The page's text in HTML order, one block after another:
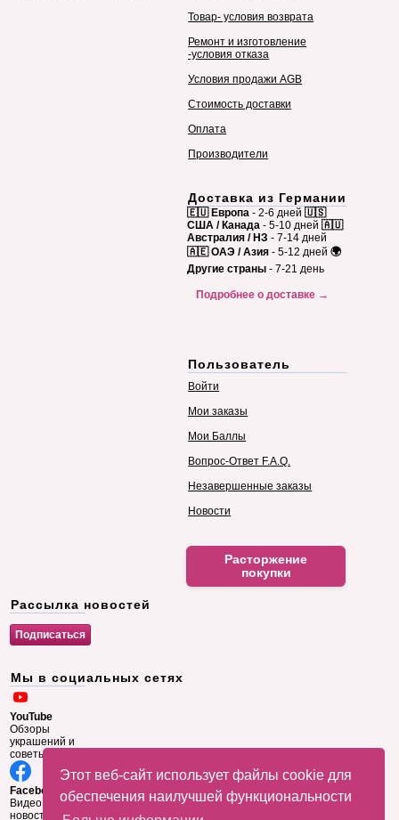
Этот веб-сайт использует файлы cookie для
обеспечения наилучшей функциональности
Товар- условия возврата
Ремонт и изготовление
-условия отказа
Условия продажи AGB
Стоимость доставки
Оплата
Производители
Доставка из Германии
🇪🇺 Европа - 2-6 дней 🇺🇸
США / Канада - 5-10 дней 🇦🇺
Австралия / НЗ - 7-14 дней
🇦🇪 ОАЭ / Азия - 5-12 дней 🌍
Другие страны - 7-21 день
Подробнее о доставке →
Пользователь
Войти
Мои заказы
Мои Баллы
Вопрос-Ответ F.A.Q.
Незавершенные заказы
Новости
Расторжение
покупки
Рассылка новостей
Мы в социальных сетях
YouTube
Обзоры
украшений и
советы
Facebook
Видео и
новости